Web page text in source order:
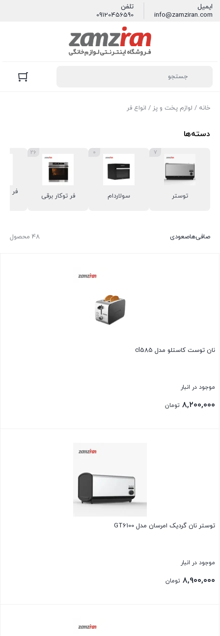
ایمیل
info@zamziran.com
تلفن
09120456590
خانه / لوازم پخت و پز / انواع فر
دسته‌ها
توستر
7
سولاردام
0
فر توکار برقی
26
فر
48 محصول صافی‌هاصعودی
نان توست کاستلو مدل cl585
موجود در انبار
۸,۲۰۰,۰۰۰ تومان
توستر نان گرديک امرسان مدل GT6100
موجود در انبار
۸,۹۰۰,۰۰۰ تومان